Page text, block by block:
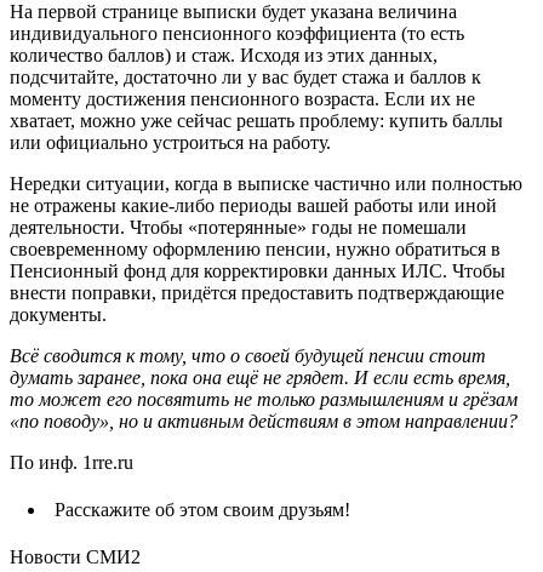
На первой странице выписки будет указана величина
индивидуального пенсионного коэффициента (то есть
количество баллов) и стаж. Исходя из этих данных,
подсчитайте, достаточно ли у вас будет стажа и баллов к
моменту достижения пенсионного возраста. Если их не
хватает, можно уже сейчас решать проблему: купить баллы
или официально устроиться на работу.
Нередки ситуации, когда в выписке частично или полностью
не отражены какие-либо периоды вашей работы или иной
деятельности. Чтобы «потерянные» годы не помешали
своевременному оформлению пенсии, нужно обратиться в
Пенсионный фонд для корректировки данных ИЛС. Чтобы
внести поправки, придётся предоставить подтверждающие
документы.
Всё сводится к тому, что о своей будущей пенсии стоит
думать заранее, пока она ещё не грядет. И если есть время,
то может его посвятить не только размышлениям и грёзам
«по поводу», но и активным действиям в этом направлении?
По инф. 1rre.ru
Расскажите об этом своим друзьям!
Новости СМИ2